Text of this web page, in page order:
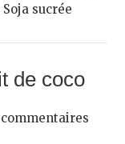
Soja sucrée
de coco